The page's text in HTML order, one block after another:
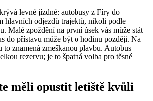
levné jízdné: autobusy z Fíry do
hlavních odjezdů trajektů, nikoli podle
Malé zpoždění na první úsek vás může stát
do přístavu může být o hodinu později. Na
to znamená zmeškanou plavbu. Autobus
rezervu; je to špatná volba pro těsné
měli opustit letiště kvůli